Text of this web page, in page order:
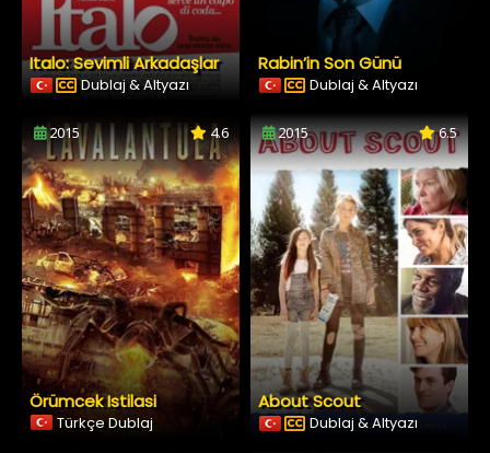
Italo: Sevimli Arkadaşlar
Dublaj & Altyazı
Rabin’in Son Günü
Dublaj & Altyazı
2015 4.6
Örümcek Istilasi
Türkçe Dublaj
2015 6.5
About Scout
Dublaj & Altyazı